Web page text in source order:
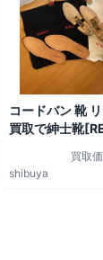
コードバン 靴
買取で紳士靴
買取
shibuya